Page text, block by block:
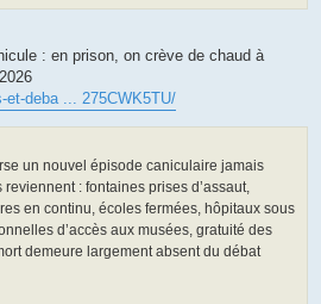
: en prison, on crève de chaud à
et-deba ... 275CWK5TU/
un nouvel épisode caniculaire jamais
: fontaines prises d’assaut,
en continu, écoles fermées, hôpitaux sous
d’accès aux musées, gratuité des
demeure largement absent du débat